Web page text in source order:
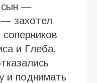
сын —
захотел
и Глеба.
и поднимать